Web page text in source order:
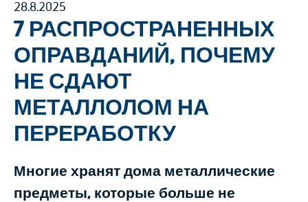
28.8.2025
7 РАСПРОСТРАНЕННЫХ
ОПРАВДАНИЙ, ПОЧЕМУ
НЕ СДАЮТ
МЕТАЛЛОЛОМ НА
ПЕРЕРАБОТКУ
Многие хранят дома металлические
предметы, которые больше не